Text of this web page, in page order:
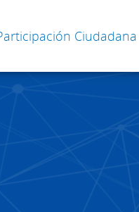
Ciudadana